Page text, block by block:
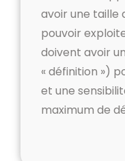
avoir une taille
pouvoir
doivent avoir
« définition »)
et une
maximum de